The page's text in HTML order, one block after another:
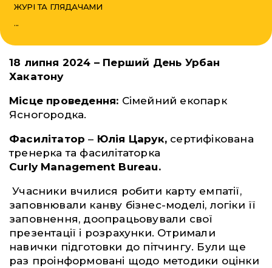
ЖУРІ ТА ГЛЯДАЧАМИ
...
18 липня 2024 – Перший День Урбан
Хакатону
Місце проведення: Сімейний екопарк
Ясногородка.
Фасилітатор – Юлія Царук, сертифікована
тренерка та фасилітаторка
Curly Management Bureau.
Учасники вчилися робити карту емпатії,
заповнювали канву бізнес-моделі, логіки її
заповнення, доопрацьовували свої
презентації і розрахунки. Отримали
навички підготовки до пітчингу. Були ще
раз проінформовані щодо методики оцінки